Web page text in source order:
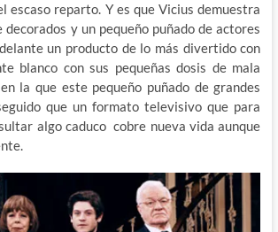
escaso reparto. Y es que Vicius demuestra
decorados y un pequeño puñado de actores
un producto de lo más divertido con
blanco con sus pequeñas dosis de mala
la que este pequeño puñado de grandes
que un formato televisivo que para
algo caduco cobre nueva vida aunque